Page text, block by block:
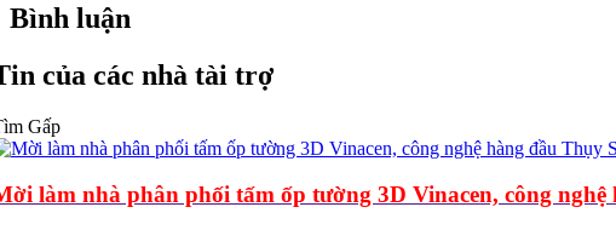
Bình luận
của các nhà tài trợ
Gấp
làm nhà phân phối tấm ốp tường 3D Vinacen, công